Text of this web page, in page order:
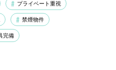
プライベート重視
禁煙物件
完備